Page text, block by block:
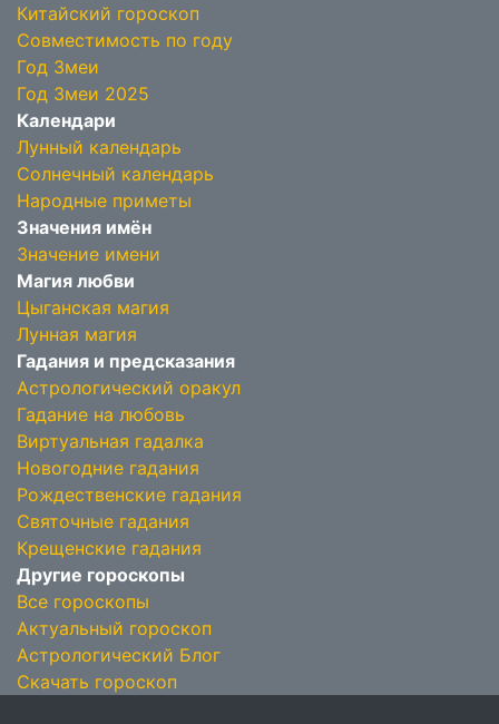
Китайский гороскоп
Совместимость по году
Год Змеи
Год Змеи 2025
Календари
Лунный календарь
Солнечный календарь
Народные приметы
Значения имён
Значение имени
Магия любви
Цыганская магия
Лунная магия
Гадания и предсказания
Астрологический оракул
Гадание на любовь
Виртуальная гадалка
Новогодние гадания
Рождественские гадания
Святочные гадания
Крещенские гадания
Другие гороскопы
Все гороскопы
Актуальный гороскоп
Астрологический Блог
Скачать гороскоп